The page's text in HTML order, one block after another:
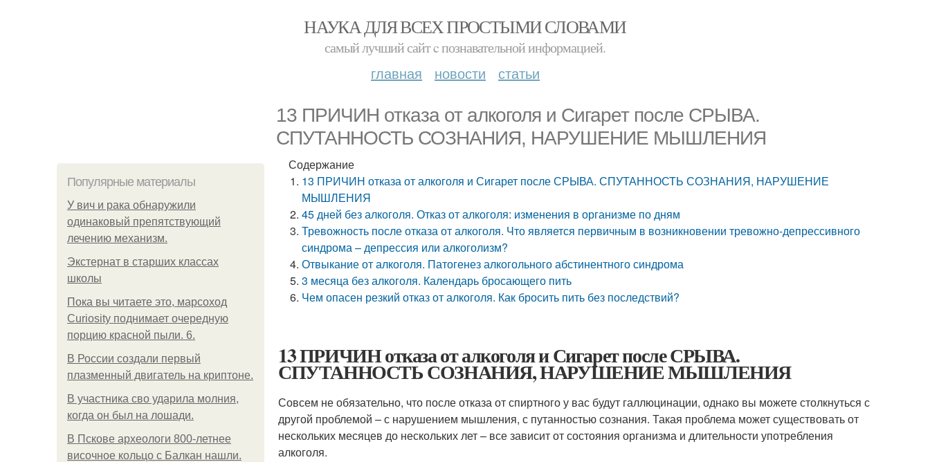
НАУКА ДЛЯ ВСЕХ ПРОСТЫМИ СЛОВАМИ
самый лучший сайт c познавательной информацией.
главная новости статьи
13 ПРИЧИН отказа от алкоголя и Сигарет после СРЫВА.
СПУТАННОСТЬ СОЗНАНИЯ, НАРУШЕНИЕ МЫШЛЕНИЯ
Популярные материалы
У вич и рака обнаружили
одинаковый препятствующий
лечению механизм.
Экстернат в старших классах
школы
Пока вы читаете это, марсоход
Curiosity поднимает очередную
порцию красной пыли. 6.
В России создали первый
плазменный двигатель на криптоне.
В участника сво ударила молния,
когда он был на лошади.
В Пскове археологи 800-летнее
височное кольцо с Балкан нашли.
Содержание
13 ПРИЧИН отказа от алкоголя и Сигарет после СРЫВА. СПУТАННОСТЬ СОЗНАНИЯ, НАРУШЕНИЕ
МЫШЛЕНИЯ
45 дней без алкоголя. Отказ от алкоголя: изменения в организме по дням
Тревожность после отказа от алкоголя. Что является первичным в возникновении тревожно-депрессивного
синдрома – депрессия или алкоголизм?
Отвыкание от алкоголя. Патогенез алкогольного абстинентного синдрома
3 месяца без алкоголя. Календарь бросающего пить
Чем опасен резкий отказ от алкоголя. Как бросить пить без последствий?
13 ПРИЧИН отказа от алкоголя и Сигарет после СРЫВА.
СПУТАННОСТЬ СОЗНАНИЯ, НАРУШЕНИЕ МЫШЛЕНИЯ
Совсем не обязательно, что после отказа от спиртного у вас будут галлюцинации, однако вы можете столкнуться с
другой проблемой – с нарушением мышления, с путанностью сознания. Такая проблема может существовать от
нескольких месяцев до нескольких лет – все зависит от состояния организма и длительности употребления
алкоголя.